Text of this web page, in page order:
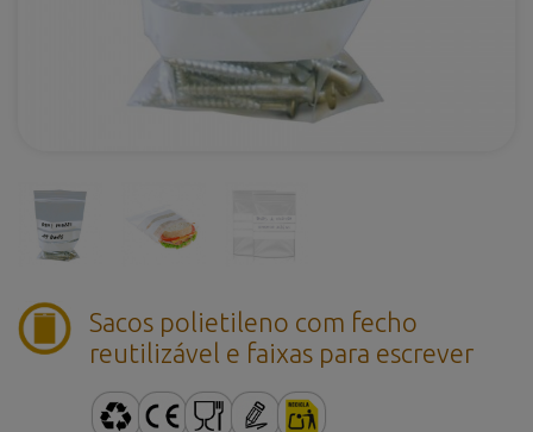
Sacos polietileno com fecho
reutilizável e faixas para escrever